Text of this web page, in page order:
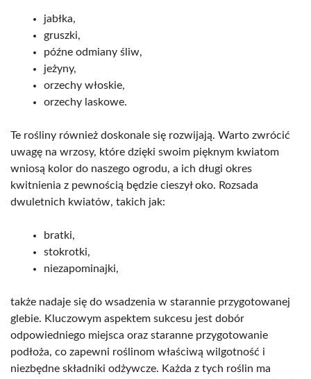
jabłka,
gruszki,
późne odmiany śliw,
jeżyny,
orzechy włoskie,
orzechy laskowe.
Te rośliny również doskonale się rozwijają. Warto zwrócić
uwagę na wrzosy, które dzięki swoim pięknym kwiatom
wniosą kolor do naszego ogrodu, a ich długi okres
kwitnienia z pewnością będzie cieszył oko. Rozsada
dwuletnich kwiatów, takich jak:
bratki,
stokrotki,
niezapominajki,
także nadaje się do wsadzenia w starannie przygotowanej
glebie. Kluczowym aspektem sukcesu jest dobór
odpowiedniego miejsca oraz staranne przygotowanie
podłoża, co zapewni roślinom właściwą wilgotność i
niezbędne składniki odżywcze. Każda z tych roślin ma